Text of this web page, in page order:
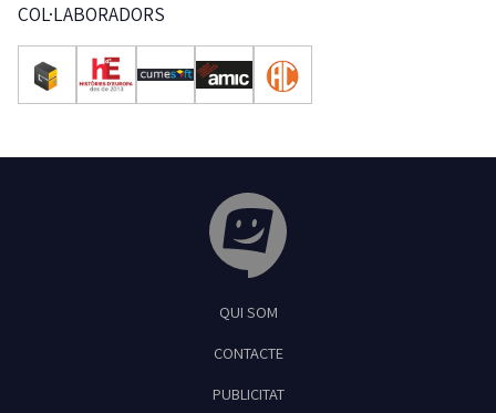
COL·LABORADORS
Feliu de Guíxols
QUI SOM
CONTACTE
PUBLICITAT